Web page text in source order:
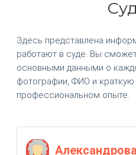
Здесь представлена
работают в суде. Вы
основными данными о
фотографии, ФИО и
профессиональном опыте.